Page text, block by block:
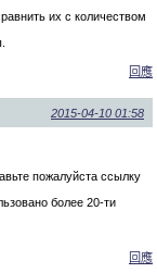
их с количеством
回應
2015-04-10 01:58
пожалуйста ссылку
более 20-ти
回應